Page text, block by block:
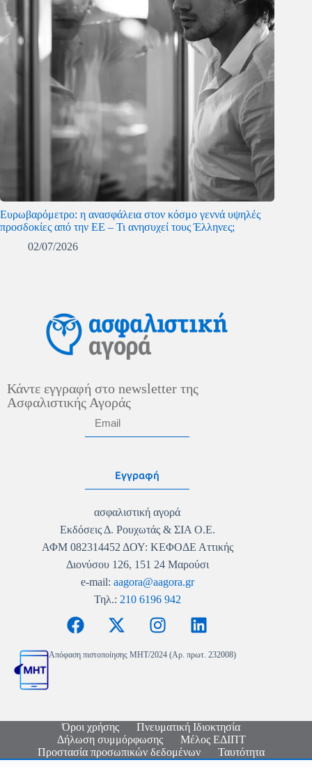
Ευρωβαρόμετρο: η ανασφάλεια στον κόσμο γεννά υψηλές
προσδοκίες από την ΕΕ – Τι ανησυχεί τους Έλληνες;
02/07/2026
Κάντε εγγραφή στο newsletter της
Ασφαλιστικής Αγοράς
Εγγραφή
ασφαλιστική αγορά
Εκδόσεις Δ. Ρουχωτάς & ΣΙΑ Ο.Ε.
ΑΦΜ 082314452 ΔΟΥ: ΚΕΦΟΔΕ Αττικής
Διονύσου 126, 151 24 Μαρούσι
e-mail: aagora@aagora.gr
Τηλ.: 210 6196 942
Απόφαση πιστοποίησης MHT/2024 (Αρ. πρωτ. 232008)
Όροι χρήσης
Πνευματική Ιδιοκτησία
Δήλωση συμμόρφωσης
Μέλος ΕΔΙΠΤ
Προστασία προσωπικών δεδομένων
Ταυτότητα